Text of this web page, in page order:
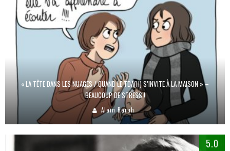
« LA TÊTE DANS LES NUAGES / QUAND LE TDA(H) S’INVITE À LA MAISON » –
BEAUCOUP DE STRESS !
Alain Baruh
5.0